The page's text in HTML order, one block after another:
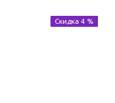
Скидка 4 %